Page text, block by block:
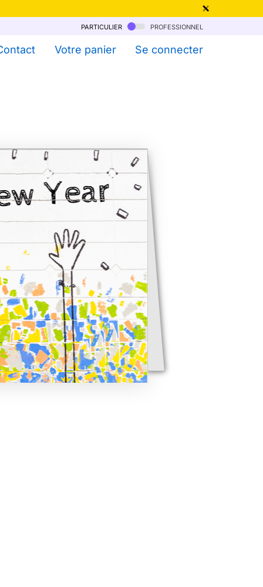
particulier professionnel
Votre panier Se connecter